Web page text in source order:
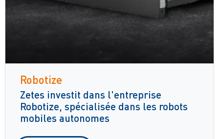
Robotize
Zetes investit dans l'entreprise
Robotize, spécialisée dans les robots
mobiles autonomes